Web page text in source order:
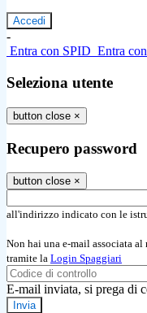
-
Entra con SPID Entra
Seleziona utente
button close ×
Recupero password
button close ×
all'indirizzo indicato con le
Non hai una e-mail associata
tramite la Login Spaggiari
E-mail inviata, si prega di